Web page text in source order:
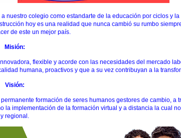
colegio como estandarte de la educación por ciclos y
hoy es una realidad que nunca cambió su rumbo
de este un mejor país.
Misión:
flexible y acorde con las necesidades del mercado
humana, proactivos y que a su vez contribuyan a la
Visión:
formación de seres humanos gestores de cambio, a
implementación de la formación virtual y a distancia la cual
y regional.